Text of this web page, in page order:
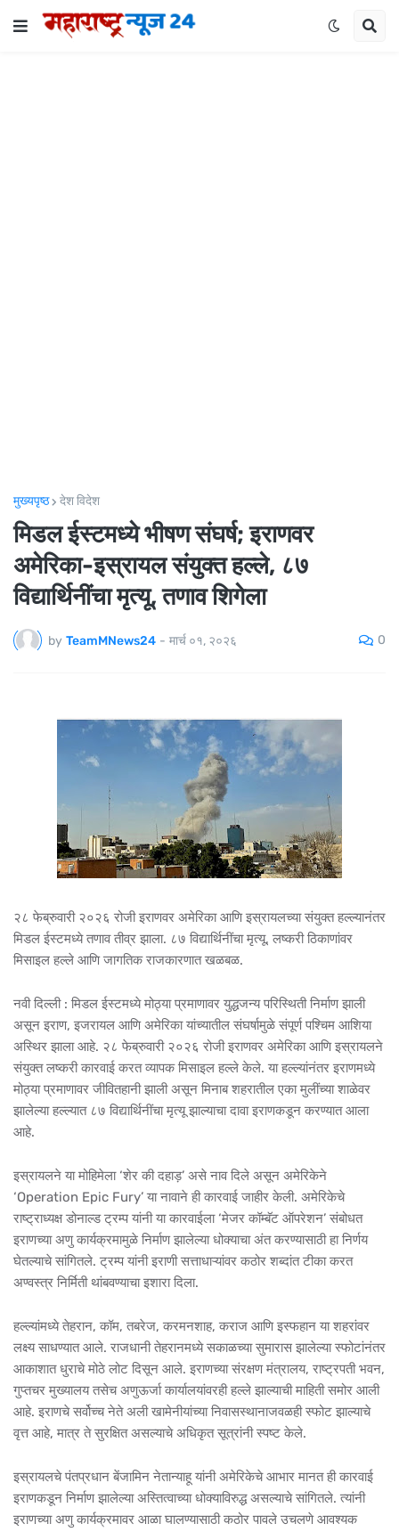
मुख्यपृष्ठ देश विदेश
मिडल ईस्टमध्ये भीषण संघर्ष; इराणवर
अमेरिका-इस्रायल संयुक्त हल्ले, ८७
विद्यार्थिनींचा मृत्यू, तणाव शिगेला
by TeamMNews24 - मार्च ०१, २०२६ 0
२८ फेब्रुवारी २०२६ रोजी इराणवर अमेरिका आणि इस्रायलच्या संयुक्त हल्ल्यानंतर
मिडल ईस्टमध्ये तणाव तीव्र झाला. ८७ विद्यार्थिनींचा मृत्यू, लष्करी ठिकाणांवर
मिसाइल हल्ले आणि जागतिक राजकारणात खळबळ.
नवी दिल्ली : मिडल ईस्टमध्ये मोठ्या प्रमाणावर युद्धजन्य परिस्थिती निर्माण झाली
असून इराण, इजरायल आणि अमेरिका यांच्यातील संघर्षामुळे संपूर्ण पश्चिम आशिया
अस्थिर झाला आहे. २८ फेब्रुवारी २०२६ रोजी इराणवर अमेरिका आणि इस्रायलने
संयुक्त लष्करी कारवाई करत व्यापक मिसाइल हल्ले केले. या हल्ल्यांनंतर इराणमध्ये
मोठ्या प्रमाणावर जीवितहानी झाली असून मिनाब शहरातील एका मुलींच्या शाळेवर
झालेल्या हल्ल्यात ८७ विद्यार्थिनींचा मृत्यू झाल्याचा दावा इराणकडून करण्यात आला
आहे.
इस्रायलने या मोहिमेला ‘शेर की दहाड़’ असे नाव दिले असून अमेरिकेने
‘Operation Epic Fury’ या नावाने ही कारवाई जाहीर केली. अमेरिकेचे
राष्ट्राध्यक्ष डोनाल्ड ट्रम्प यांनी या कारवाईला ‘मेजर कॉम्बॅट ऑपरेशन’ संबोधत
इराणच्या अणु कार्यक्रमामुळे निर्माण झालेल्या धोक्याचा अंत करण्यासाठी हा निर्णय
घेतल्याचे सांगितले. ट्रम्प यांनी इराणी सत्ताधाऱ्यांवर कठोर शब्दांत टीका करत
अण्वस्त्र निर्मिती थांबवण्याचा इशारा दिला.
हल्ल्यांमध्ये तेहरान, कॉम, तबरेज, करमनशाह, कराज आणि इस्फहान या शहरांवर
लक्ष्य साधण्यात आले. राजधानी तेहरानमध्ये सकाळच्या सुमारास झालेल्या स्फोटांनंतर
आकाशात धुराचे मोठे लोट दिसून आले. इराणच्या संरक्षण मंत्रालय, राष्ट्रपती भवन,
गुप्तचर मुख्यालय तसेच अणुऊर्जा कार्यालयांवरही हल्ले झाल्याची माहिती समोर आली
आहे. इराणचे सर्वोच्च नेते अली खामेनीयांच्या निवासस्थानाजवळही स्फोट झाल्याचे
वृत्त आहे, मात्र ते सुरक्षित असल्याचे अधिकृत सूत्रांनी स्पष्ट केले.
इस्रायलचे पंतप्रधान बेंजामिन नेतान्याहू यांनी अमेरिकेचे आभार मानत ही कारवाई
इराणकडून निर्माण झालेल्या अस्तित्वाच्या धोक्याविरुद्ध असल्याचे सांगितले. त्यांनी
इराणच्या अणु कार्यक्रमावर आळा घालण्यासाठी कठोर पावले उचलणे आवश्यक